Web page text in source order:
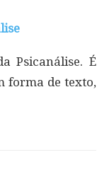
Psicanálise. É
forma de texto,